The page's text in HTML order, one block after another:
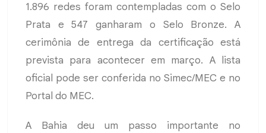
1.896 redes foram contempladas com o Selo
Prata e 547 ganharam o Selo Bronze. A
cerimônia de entrega da certificação está
prevista para acontecer em março. A lista
oficial pode ser conferida no Simec/MEC e no
Portal do MEC.
A Bahia deu um passo importante no